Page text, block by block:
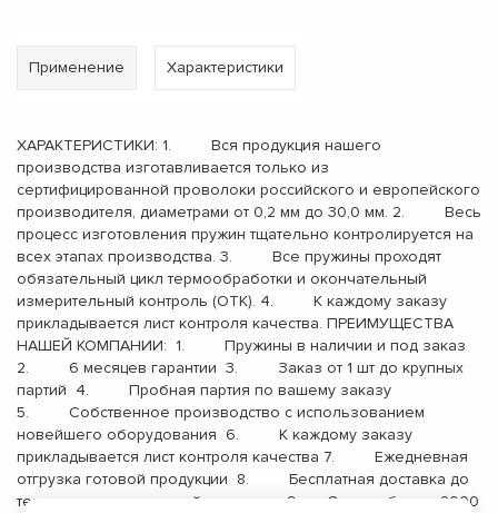
Применение Характеристики
ХАРАКТЕРИСТИКИ: 1. Вся продукция нашего
производства изготавливается только из
сертифицированной проволоки российского и европейского
производителя, диаметрами от 0,2 мм до 30,0 мм. 2. Весь
процесс изготовления пружин тщательно контролируется на
всех этапах производства. 3. Все пружины проходят
обязательный цикл термообработки и окончательный
измерительный контроль (ОТК). 4. К каждому заказу
прикладывается лист контроля качества. ПРЕИМУЩЕСТВА
НАШЕЙ КОМПАНИИ: 1. Пружины в наличии и под заказ
2. 6 месяцев гарантии 3. Заказ от 1 шт до крупных
партий 4. Пробная партия по вашему заказу
5. Собственное производство с использованием
новейшего оборудования 6. К каждому заказу
прикладывается лист контроля качества 7. Ежедневная
отгрузка готовой продукции 8. Бесплатная доставка до
терминала транспортной компании 9. Опыт работы с 2000